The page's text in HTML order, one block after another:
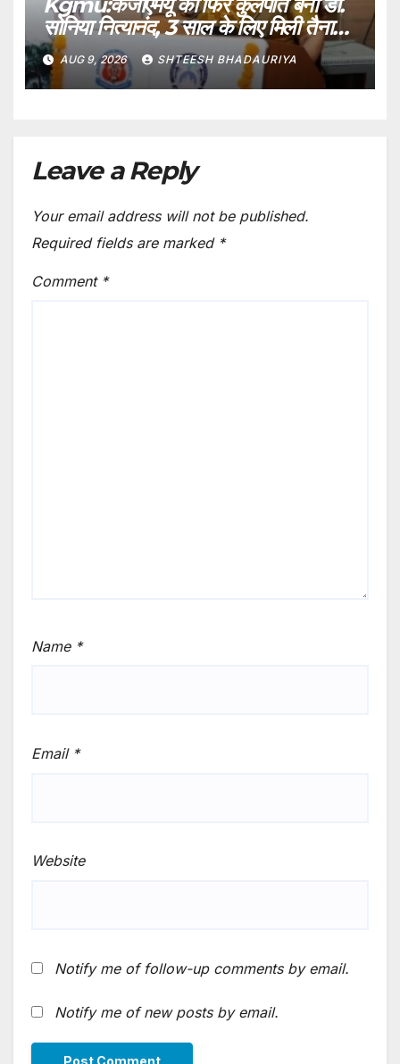
Kgmu:केजीएमयू की फिर कुलपति बनीं डॉ.
सोनिया नित्यानंद, 3 साल के लिए मिली तैनाती
– Kgmu: Dr. Sonia Nityanand
Reappointed As Kgmu Vice-
chancellor; Gets A 3-year
AUG 9, 2026 SHTEESH BHADAURIYA
Leave a Reply
Your email address will not be published.
Required fields are marked *
Comment *
Name *
Email *
Website
Notify me of follow-up comments by email.
Notify me of new posts by email.